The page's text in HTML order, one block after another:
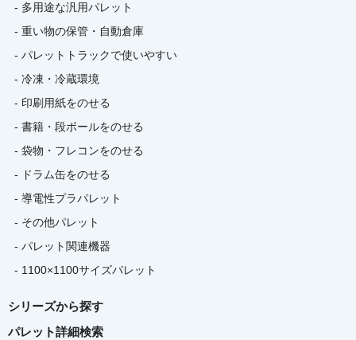
- 多用途な汎用パレット
- 重い物の保管・自動倉庫
- パレットトラックで使いやすい
- 冷凍・冷蔵環境
- 印刷用紙をのせる
- 書籍・段ボールをのせる
- 袋物・フレコンをのせる
- ドラム缶をのせる
- 導電性プラパレット
- その他パレット
- パレット関連機器
- 1100×1100サイズパレット
シリーズから探す
パレット詳細検索